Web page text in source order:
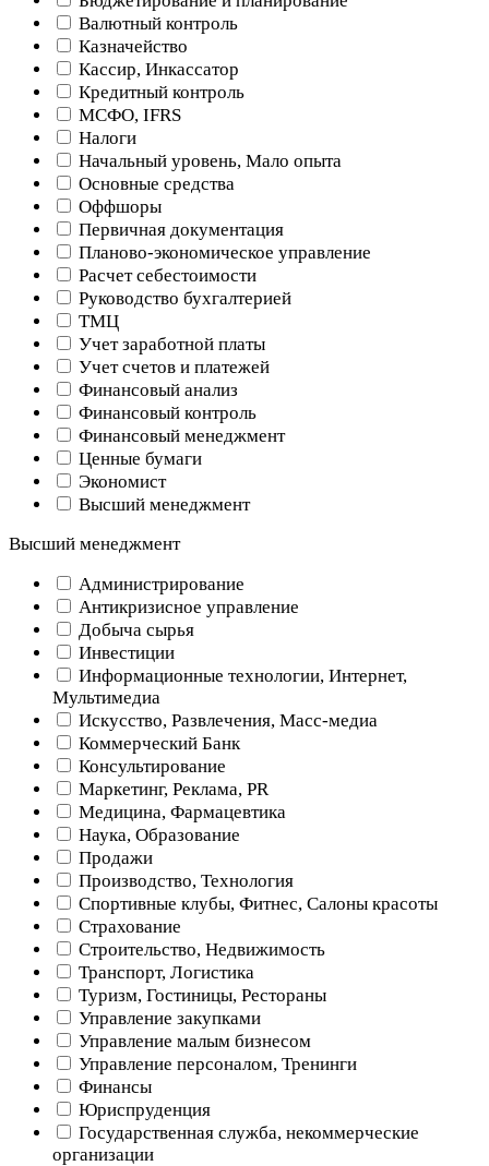
Валютный контроль
Казначейство
Кассир, Инкассатор
Кредитный контроль
МСФО, IFRS
Налоги
Начальный уровень, Мало опыта
Основные средства
Оффшоры
Первичная документация
Планово-экономическое управление
Расчет себестоимости
Руководство бухгалтерией
ТМЦ
Учет заработной платы
Учет счетов и платежей
Финансовый анализ
Финансовый контроль
Финансовый менеджмент
Ценные бумаги
Экономист
Высший менеджмент
Высший менеджмент
Администрирование
Антикризисное управление
Добыча cырья
Инвестиции
Информационные технологии, Интернет,
Мультимедиа
Искусство, Развлечения, Масс-медиа
Коммерческий Банк
Консультирование
Маркетинг, Реклама, PR
Медицина, Фармацевтика
Наука, Образование
Продажи
Производство, Технология
Спортивные клубы, Фитнес, Салоны красоты
Страхование
Строительство, Недвижимость
Транспорт, Логистика
Туризм, Гостиницы, Рестораны
Управление закупками
Управление малым бизнесом
Управление персоналом, Тренинги
Финансы
Юриспруденция
Государственная служба, некоммерческие
организации